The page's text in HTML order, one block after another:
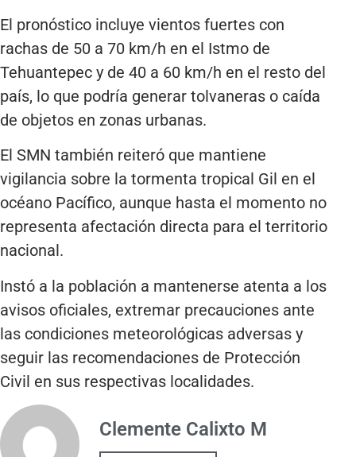
El pronóstico incluye vientos fuertes con
rachas de 50 a 70 km/h en el Istmo de
Tehuantepec y de 40 a 60 km/h en el resto del
país, lo que podría generar tolvaneras o caída
de objetos en zonas urbanas.
El SMN también reiteró que mantiene
vigilancia sobre la tormenta tropical Gil en el
océano Pacífico, aunque hasta el momento no
representa afectación directa para el territorio
nacional.
Instó a la población a mantenerse atenta a los
avisos oficiales, extremar precauciones ante
las condiciones meteorológicas adversas y
seguir las recomendaciones de Protección
Civil en sus respectivas localidades.
Clemente Calixto M